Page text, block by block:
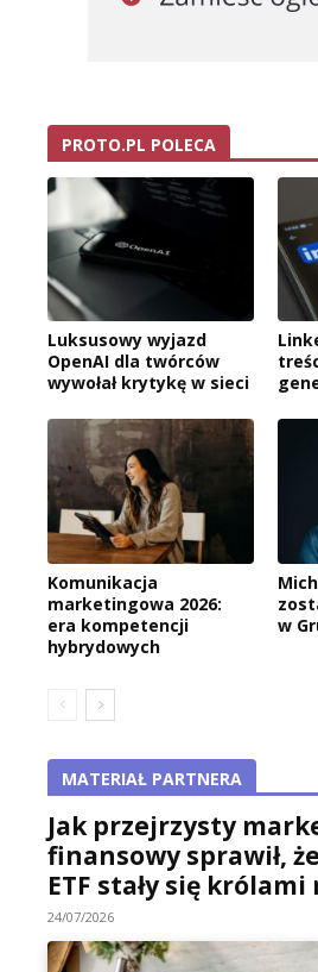
PROTO.PL POLECA
Luksusowy wyjazd
OpenAI dla twórców
wywołał krytykę w sieci
Komunikacja
marketingowa 2026:
era kompetencji
hybrydowych
w
MATERIAŁ PARTNERA
Jak przejrzysty
finansowy sprawił,
ETF stały się
24/07/2026